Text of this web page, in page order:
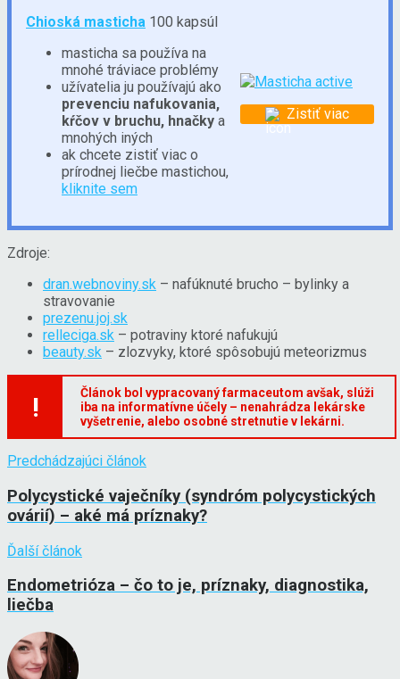
Chioská masticha 100 kapsúl
masticha sa používa na
mnohé tráviace problémy
užívatelia ju používajú ako
prevenciu nafukovania,
kŕčov v bruchu, hnačky a
mnohých iných
ak chcete zistiť viac o
prírodnej liečbe mastichou,
kliknite sem
Zistiť viac
Zdroje:
dran.webnoviny.sk – nafúknuté brucho – bylinky a
stravovanie
prezenu.joj.sk
relleciga.sk – potraviny ktoré nafukujú
beauty.sk – zlozvyky, ktoré spôsobujú meteorizmus
!
Článok bol vypracovaný farmaceutom avšak, slúži
iba na informatívne účely – nenahrádza lekárske
vyšetrenie, alebo osobné stretnutie v lekárni.
Predchádzajúci článok
Polycystické vaječníky (syndróm polycystických
ovárií) – aké má príznaky?
Ďalší článok
Endometrióza – čo to je, príznaky, diagnostika,
liečba